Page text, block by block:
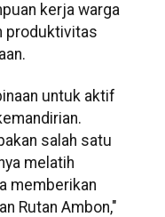
kerja warga
produktivitas
untuk aktif
salah satu
melatih
memberikan
Rutan Ambon,"